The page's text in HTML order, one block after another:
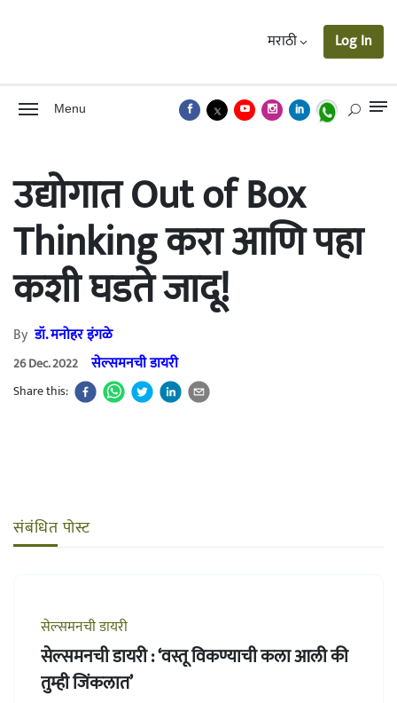
मराठी Log In
Menu
उद्योगात Out of Box
Thinking करा आणि पहा
कशी घडते जादू!
Byडॉ. मनोहर इंगळे
26 Dec. 2022 सेल्समनची डायरी
Share this:
संबंधित पोस्ट
सेल्समनची डायरी
सेल्समनची डायरी : ‘वस्तू विकण्याची कला आली की
तुम्ही जिंकलात’